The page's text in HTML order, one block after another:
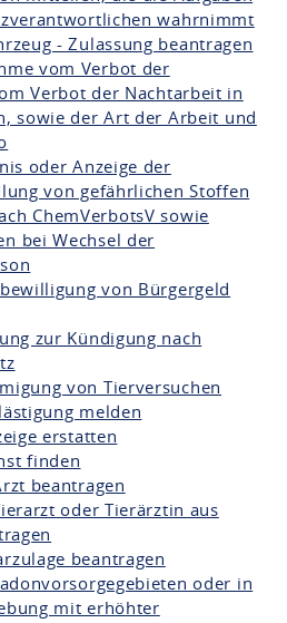
wahrnimmt
- Zulassung beantragen
vom Verbot der
Verbot der Nachtarbeit in
sowie der Art der Arbeit und
oder Anzeige der
von gefährlichen Stoffen
ChemVerbotsV sowie
bei Wechsel der
von Bürgergeld
zur Kündigung nach
von Tierversuchen
melden
erstatten
finden
beantragen
oder Tierärztin aus
beantragen
oder in
mit erhöhter